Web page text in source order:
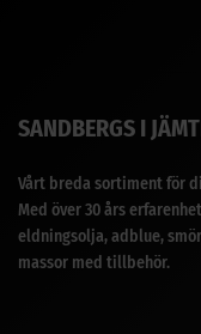
SANDBERGS I
Vårt breda sortiment för
Med över 30 års
eldningsolja, adblue,
massor med tillbehör.